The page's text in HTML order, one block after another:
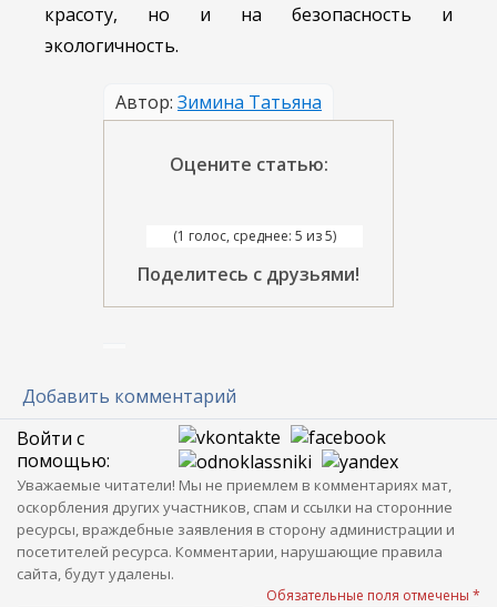
красоту, но и на безопасность и
экологичность.
Автор: Зимина Татьяна
Оцените статью:
(1 голос, среднее: 5 из 5)
Поделитесь с друзьями!
Добавить комментарий
Войти с
помощью:
Уважаемые читатели! Мы не приемлем в комментариях мат,
оскорбления других участников, спам и ссылки на сторонние
ресурсы, враждебные заявления в сторону администрации и
посетителей ресурса. Комментарии, нарушающие правила
сайта, будут удалены.
Обязательные поля отмечены *